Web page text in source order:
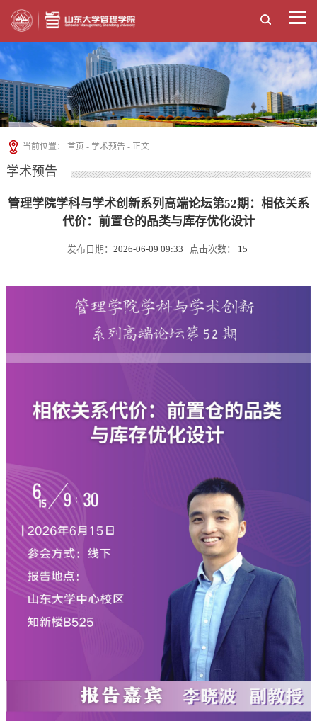
当前位置： 首页 -学术预告 - 正文
学术预告
管理学院学科与学术创新系列高端论坛第52期：相依关系
代价：前置仓的品类与库存优化设计
发布日期： 2026-06-09 09:33 点击次数： 15